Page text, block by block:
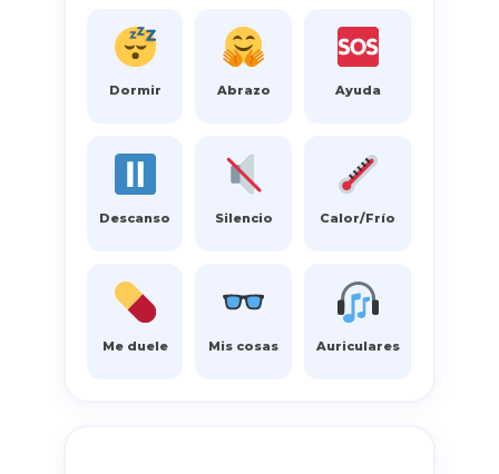
Dormir Abrazo Ayuda
Descanso Silencio Calor/Frío
Me duele Mis cosas Auriculares